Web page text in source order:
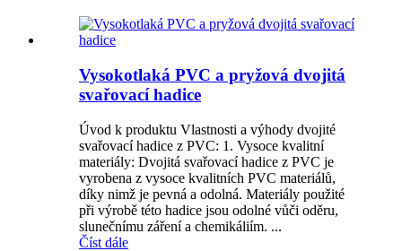
Vysokotlaká PVC a pryžová dvojitá
svařovací hadice
Úvod k produktu Vlastnosti a výhody dvojité
svařovací hadice z PVC: 1. Vysoce kvalitní
materiály: Dvojitá svařovací hadice z PVC je
vyrobena z vysoce kvalitních PVC materiálů,
díky nimž je pevná a odolná. Materiály použité
při výrobě této hadice jsou odolné vůči oděru,
slunečnímu záření a chemikáliím. ...
Číst dále